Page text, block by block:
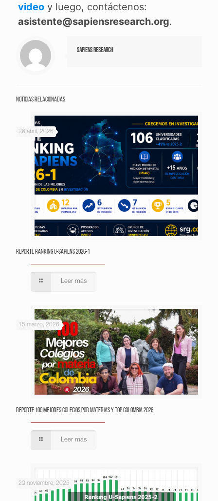
videoy luego, contáctenos:
asistente@sapiensresearch.org.
Sapiens Research
Noticias relacionadas
26 abril, 2026
Reporte Ranking U-Sapiens 2026-1
Leer más
15 marzo, 2026
Reporte 100 Mejores Colegios por Materias y Top Colombia 2026
Leer más
23 noviembre, 2025